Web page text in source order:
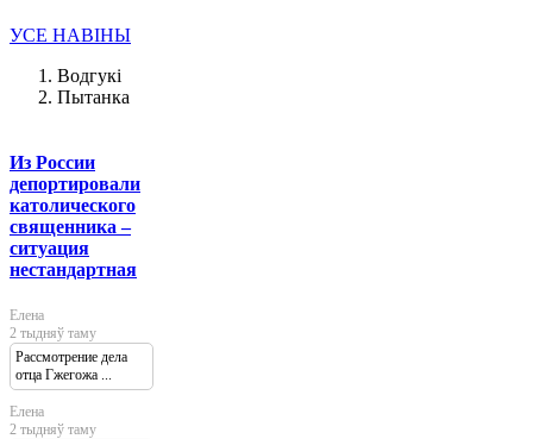
УСЕ НАВІНЫ
Водгукі
Пытанка
Из России
депортировали
католического
священника –
ситуация
нестандартная
Елена
2 тыдняў таму
Рассмотрение дела
отца Гжегожа ...
Елена
2 тыдняў таму